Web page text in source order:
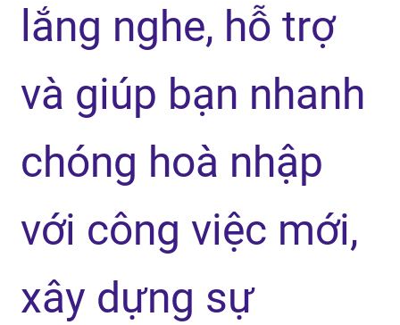
lắng nghe, hỗ trợ
và giúp bạn nhanh
chóng hoà nhập
với công việc mới,
xây dựng sự